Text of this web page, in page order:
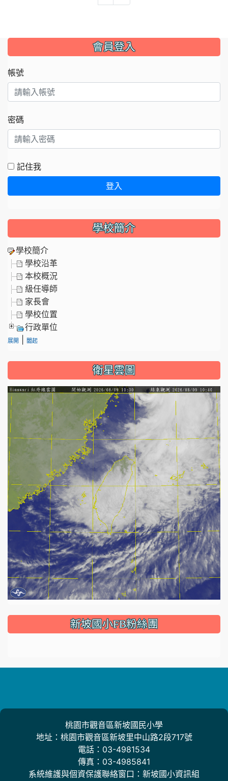
::: 會員登入
帳號
密碼
記住我
登入
學校簡介
學校簡介
學校沿革
本校概況
級任導師
家長會
學校位置
行政單位
展開 闔起
衛星雲圖
::: 新坡國小FB粉絲團
桃園市觀音區新坡國民小學
地址：桃園市觀音區新坡里中山路2段717號
電話：03-4981534
傳真：03-4985841
系統維護與個資保護聯絡窗口：新坡國小資訊組